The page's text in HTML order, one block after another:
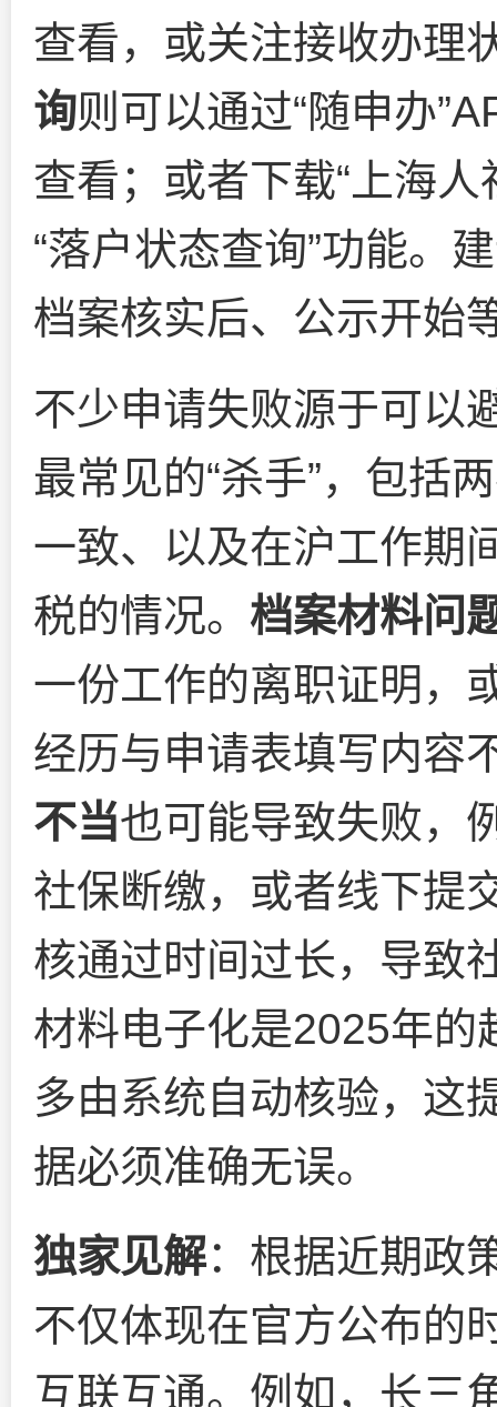
查看，或关注接收办理
询则可以通过“随申办
查看；或者下载“上海人
“落户状态查询”功能。
档案核实后、公示开始
不少申请失败源于可以
最常见的“杀手”，包括
一致、以及在沪工作期
税的情况。 档案材料问
一份工作的离职证明，
经历与申请表填写内容
不当也可能导致失败，
社保断缴，或者线下提
核通过时间过长，导致
材料电子化是2025年的
多由系统自动核验，这
据必须准确无误。
独家见解：根据近期政
不仅体现在官方公布的
互联互通。例如，长三